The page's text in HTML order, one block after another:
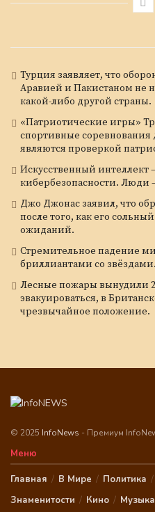
Турция заявляет, что
Аравией и Пакистаном не
какой-либо другой страны.
«Патриотические игры»
спортивные
являются проверкой
Искусственный интеллект
кибербезопасности. Люди
Джо Джонас заявил, что
после того, как его
ожиданий.
Стремительное падение
бриллиантами со звёздами.
Лесные пожары вынудили
эвакуироваться, в
чрезвычайное положение.
© 2025 InfoNews - Премиум
Меню
Главная В Мире Политика
Знаменитости
Кино Музыка